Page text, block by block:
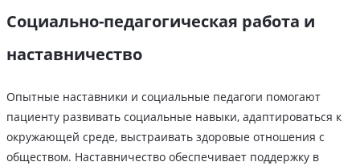
Социально-педагогическая работа и
наставничество
Опытные наставники и социальные педагоги помогают
пациенту развивать социальные навыки, адаптироваться к
окружающей среде, выстраивать здоровые отношения с
обществом. Наставничество обеспечивает поддержку в